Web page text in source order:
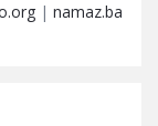
| namaz.ba